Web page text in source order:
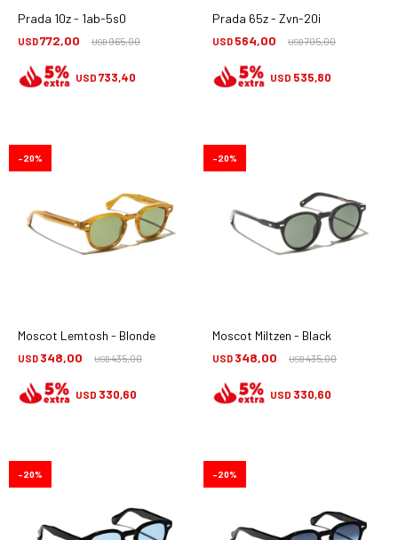
Prada 10z - 1ab-5s0
USD772,00 USD965,00
USD 733,40
Prada 65z - Zvn-20i
USD 564,00 USD705,00
USD 535,80
Moscot Lemtosh - Blonde
USD 348,00 USD435,00
20
USD 330,60
Moscot Miltzen - Black
USD 348,00 USD435,00
20
USD 330,60
20 20